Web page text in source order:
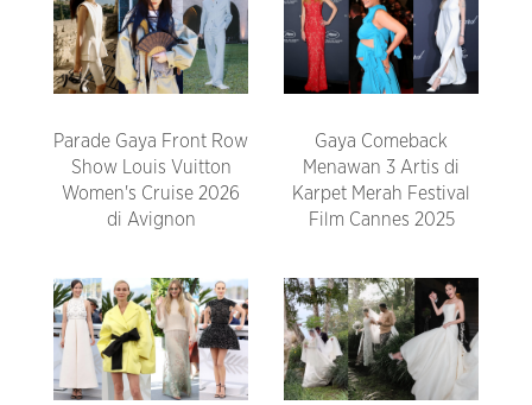
Parade Gaya Front Row
Show Louis Vuitton
Women's Cruise 2026
di Avignon
Gaya Comeback
Menawan 3 Artis di
Karpet Merah Festival
Film Cannes 2025